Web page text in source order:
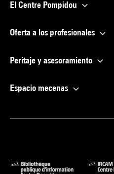
El Centre Pompidou
Oferta a los profesionales
Peritaje y asesoramiento
Espacio mecenas